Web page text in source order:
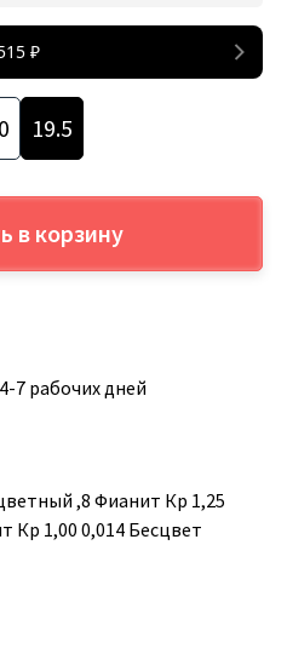
₽
19.5
в корзину
7 рабочих дней
,8 Фианит Кр 1,25
Кр 1,00 0,014 Бесцвет